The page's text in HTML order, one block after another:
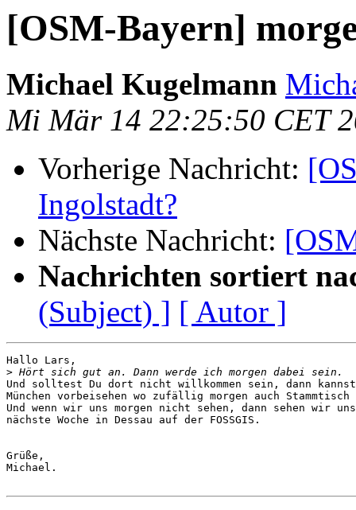
[OSM-Bayern]
Michael Kugelmann
Mi Mär 14 22:25:50 CET
Vorherige Nachricht:
Ingolstadt?
Nächste Nachricht:
Nachrichten sortiert
(Subject) ] [ Autor ]
Hallo Lars,
>
Und solltest Du dort nicht willkommen sein, dann
München vorbeisehen wo zufällig morgen auch
Und wenn wir uns morgen nicht sehen, dann sehen wir
nächste Woche in Dessau auf der FOSSGIS.
Grüße,
Michael.